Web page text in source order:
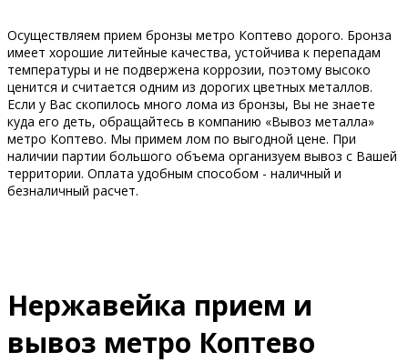
Осуществляем прием бронзы метро Коптево дорого. Бронза
имеет хорошие литейные качества, устойчива к перепадам
температуры и не подвержена коррозии, поэтому высоко
ценится и считается одним из дорогих цветных металлов.
Если у Вас скопилось много лома из бронзы, Вы не знаете
куда его деть, обращайтесь в компанию «Вывоз металла»
метро Коптево. Мы примем лом по выгодной цене. При
наличии партии большого объема организуем вывоз с Вашей
территории. Оплата удобным способом - наличный и
безналичный расчет.
Нержавейка прием и
вывоз метро Коптево